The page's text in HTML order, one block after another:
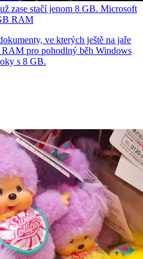
zase stačí jenom 8 GB. Microsoft
RAM
ve kterých ještě na jaře
pro pohodlný běh Windows
s 8 GB.